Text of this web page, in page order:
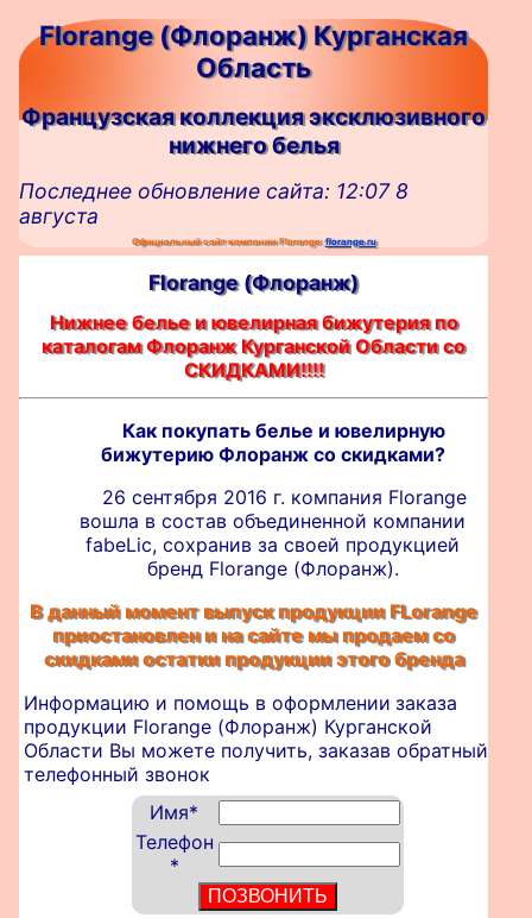
Florange (Флоранж) Курганская
Область
Французская коллекция эксклюзивного
нижнего белья
Последнее обновление сайта: 12:07 8
августа
Официальный сайт компании Florange:florange.ru
Florange (Флоранж)
Нижнее белье и ювелирная бижутерия по
каталогам Флоранж Курганской Области со
СКИДКАМИ!!!!
Как покупать белье и ювелирную
бижутерию Флоранж со скидками?
26 сентября 2016 г. компания Florange
вошла в состав объединенной компании
fabeLic, сохранив за своей продукцией
бренд Florange (Флоранж).
В данный момент выпуск продукции FLorange
приостановлен и на сайте мы продаем со
скидками остатки продукции этого бренда
Информацию и помощь в оформлении заказа
продукции Florange (Флоранж) Курганской
Области Вы можете получить, заказав обратный
телефонный звонок
Имя*
Телефон
*